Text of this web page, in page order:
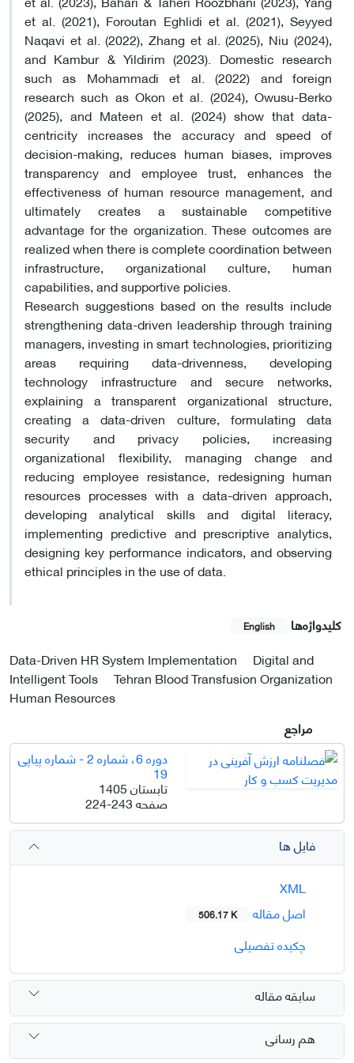
et al. (2021), Foroutan Eghlidi et al. (2021), Seyyed
Naqavi et al. (2022), Zhang et al. (2025), Niu (2024),
and Kambur & Yildirim (2023). Domestic research
such as Mohammadi et al. (2022) and foreign
research such as Okon et al. (2024), Owusu-Berko
(2025), and Mateen et al. (2024) show that data-
centricity increases the accuracy and speed of
decision-making, reduces human biases, improves
transparency and employee trust, enhances the
effectiveness of human resource management, and
ultimately creates a sustainable competitive
advantage for the organization. These outcomes are
realized when there is complete coordination between
infrastructure, organizational culture, human
capabilities, and supportive policies.
Research suggestions based on the results include
strengthening data-driven leadership through training
managers, investing in smart technologies, prioritizing
areas requiring data-drivenness, developing
technology infrastructure and secure networks,
explaining a transparent organizational structure,
creating a data-driven culture, formulating data
security and privacy policies, increasing
organizational flexibility, managing change and
reducing employee resistance, redesigning human
resources processes with a data-driven approach,
developing analytical skills and digital literacy,
implementing predictive and prescriptive analytics,
designing key performance indicators, and observing
ethical principles in the use of data.
کلیدواژه‌ها English
Data-Driven HR System Implementation
Digital and
Intelligent Tools
Tehran Blood Transfusion Organization
Human Resources
مراجع
دوره 6، شماره 2 - شماره پیاپی
19
تابستان 1405
صفحه224-243
فایل ها
اصل مقاله
506.17 K
چکیده تفصیلی
سابقه مقاله
هم رسانی